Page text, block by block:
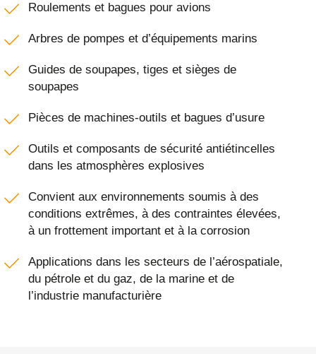
Roulements et bagues pour avions
Arbres de pompes et d’équipements marins
Guides de soupapes, tiges et sièges de
soupapes
Pièces de machines-outils et bagues d’usure
Outils et composants de sécurité antiétincelles
dans les atmosphères explosives
Convient aux environnements soumis à des
conditions extrêmes, à des contraintes élevées,
à un frottement important et à la corrosion
Applications dans les secteurs de l’aérospatiale,
du pétrole et du gaz, de la marine et de
l’industrie manufacturière